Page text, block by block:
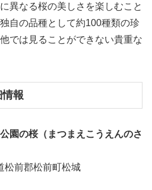
異なる桜の美しさを楽しむこと
自の品種として約100種類の珍
では見ることができない貴重な
報
園の桜（まつまえこうえんのさ
松前郡松前町松城